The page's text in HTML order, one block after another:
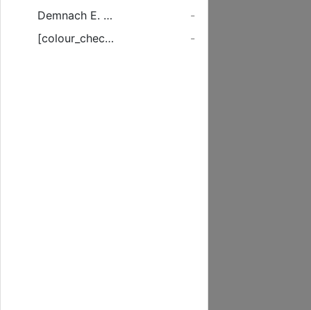
Demnach E. Edlr. Rath bey Nachsicht der hiesigen Feuer-Ordnung ...
-
[colour_checker]
-